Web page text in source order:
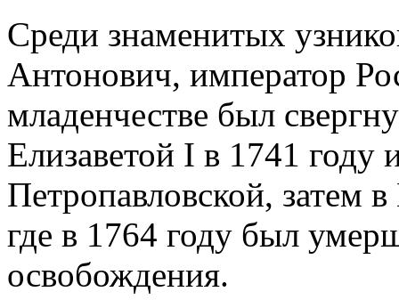
Среди знаменитых
Антонович, император
младенчестве был
Елизаветой I в 1741 году
Петропавловской, затем
где в 1764 году был
освобождения.